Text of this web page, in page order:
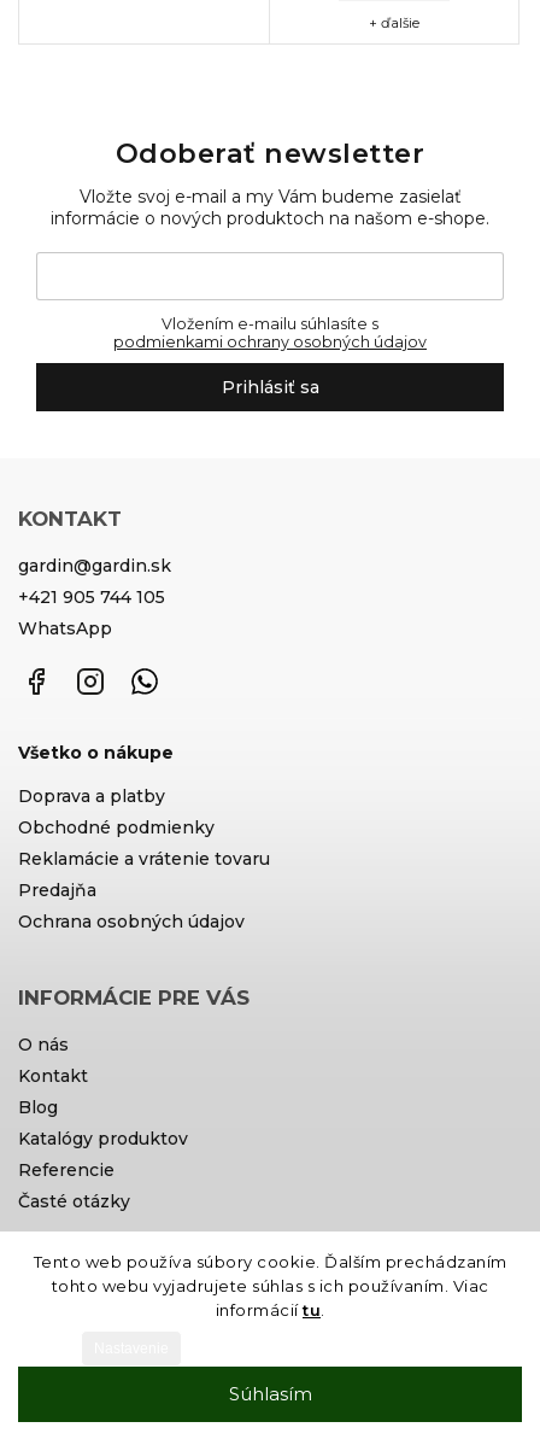
Tento web používa súbory cookie. Ďalším prechádzaním
tohto webu vyjadrujete súhlas s ich používaním. Viac
informáciítu
Súhlasím
+ ďalšie
Odoberať newsletter
Vložte svoj e-mail a my Vám budeme zasielať
informácie o nových produktoch na našom e-shope.
podmienkami ochrany osobných údajov
Prihlásiť sa
KONTAKT
gardin@gardin.sk
+421 905 744 105
WhatsApp
FacebookInstagram
Všetko o nákupe
Doprava a platby
Obchodné podmienky
Reklamácie a vrátenie tovaru
Predajňa
Ochrana osobných údajov
INFORMÁCIE PRE VÁS
O nás
Kontakt
Blog
Katalógy produktov
Referencie
Časté otázky
Doprava a platby
Vytvoril Shoptet Copyright 2026Gardin. Všetky práva